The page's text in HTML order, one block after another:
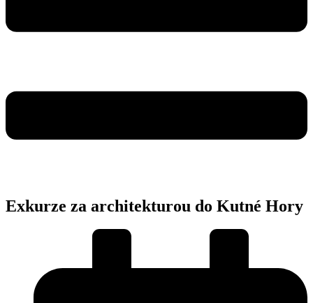
Exkurze za architekturou do Kutné Hory